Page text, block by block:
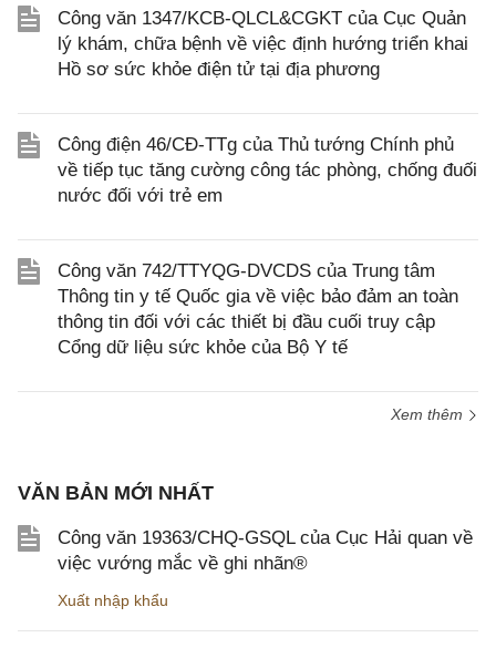
Công văn 1347/KCB-QLCL&CGKT của Cục Quản
lý khám, chữa bệnh về việc định hướng triển khai
Hồ sơ sức khỏe điện tử tại địa phương
Công điện 46/CĐ-TTg của Thủ tướng Chính phủ
về tiếp tục tăng cường công tác phòng, chống đuối
nước đối với trẻ em
Công văn 742/TTYQG-DVCDS của Trung tâm
Thông tin y tế Quốc gia về việc bảo đảm an toàn
thông tin đối với các thiết bị đầu cuối truy cập
Cổng dữ liệu sức khỏe của Bộ Y tế
Xem thêm
VĂN BẢN MỚI NHẤT
Công văn 19363/CHQ-GSQL của Cục Hải quan về
việc vướng mắc về ghi nhãn®
Xuất nhập khẩu